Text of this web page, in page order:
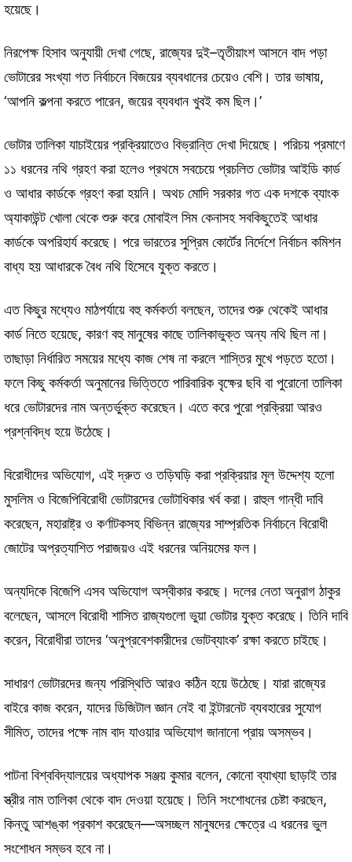
হয়েছে।
নিরপেক্ষ হিসাব অনুযায়ী দেখা গেছে, রাজ্যের দুই–তৃতীয়াংশ আসনে বাদ পড়া
ভোটারের সংখ্যা গত নির্বাচনে বিজয়ের ব্যবধানের চেয়েও বেশি। তার ভাষায়,
‘আপনি কল্পনা করতে পারেন, জয়ের ব্যবধান খুবই কম ছিল।’
ভোটার তালিকা যাচাইয়ের প্রক্রিয়াতেও বিভ্রান্তি দেখা দিয়েছে। পরিচয় প্রমাণে
১১ ধরনের নথি গ্রহণ করা হলেও প্রথমে সবচেয়ে প্রচলিত ভোটার আইডি কার্ড
ও আধার কার্ডকে গ্রহণ করা হয়নি। অথচ মোদি সরকার গত এক দশকে ব্যাংক
অ্যাকাউন্ট খোলা থেকে শুরু করে মোবাইল সিম কেনাসহ সবকিছুতেই আধার
কার্ডকে অপরিহার্য করেছে। পরে ভারতের সুপ্রিম কোর্টের নির্দেশে নির্বাচন কমিশন
বাধ্য হয় আধারকে বৈধ নথি হিসেবে যুক্ত করতে।
এত কিছুর মধ্যেও মাঠপর্যায়ে বহু কর্মকর্তা বলছেন, তাদের শুরু থেকেই আধার
কার্ড নিতে হয়েছে, কারণ বহু মানুষের কাছে তালিকাভুক্ত অন্য নথি ছিল না।
তাছাড়া নির্ধারিত সময়ের মধ্যে কাজ শেষ না করলে শাস্তির মুখে পড়তে হতো।
ফলে কিছু কর্মকর্তা অনুমানের ভিত্তিতে পারিবারিক বৃক্ষের ছবি বা পুরোনো তালিকা
ধরে ভোটারদের নাম অন্তর্ভুক্ত করেছেন। এতে করে পুরো প্রক্রিয়া আরও
প্রশ্নবিদ্ধ হয়ে উঠেছে।
বিরোধীদের অভিযোগ, এই দ্রুত ও তড়িঘড়ি করা প্রক্রিয়ার মূল উদ্দেশ্য হলো
মুসলিম ও বিজেপিবিরোধী ভোটারদের ভোটাধিকার খর্ব করা। রাহুল গান্ধী দাবি
করেছেন, মহারাষ্ট্র ও কর্ণাটকসহ বিভিন্ন রাজ্যের সাম্প্রতিক নির্বাচনে বিরোধী
জোটের অপ্রত্যাশিত পরাজয়ও এই ধরনের অনিয়মের ফল।
অন্যদিকে বিজেপি এসব অভিযোগ অস্বীকার করছে। দলের নেতা অনুরাগ ঠাকুর
বলেছেন, আসলে বিরোধী শাসিত রাজ্যগুলো ভুয়া ভোটার যুক্ত করেছে। তিনি দাবি
করেন, বিরোধীরা তাদের ‘অনুপ্রবেশকারীদের ভোটব্যাংক’ রক্ষা করতে চাইছে।
সাধারণ ভোটারদের জন্য পরিস্থিতি আরও কঠিন হয়ে উঠেছে। যারা রাজ্যের
বাইরে কাজ করেন, যাদের ডিজিটাল জ্ঞান নেই বা ইন্টারনেট ব্যবহারের সুযোগ
সীমিত, তাদের পক্ষে নাম বাদ যাওয়ার অভিযোগ জানানো প্রায় অসম্ভব।
পাটনা বিশ্ববিদ্যালয়ের অধ্যাপক সঞ্জয় কুমার বলেন, কোনো ব্যাখ্যা ছাড়াই তার
স্ত্রীর নাম তালিকা থেকে বাদ দেওয়া হয়েছে। তিনি সংশোধনের চেষ্টা করছেন,
কিন্তু আশঙ্কা প্রকাশ করেছেন—অসচ্ছল মানুষদের ক্ষেত্রে এ ধরনের ভুল
সংশোধন সম্ভব হবে না।